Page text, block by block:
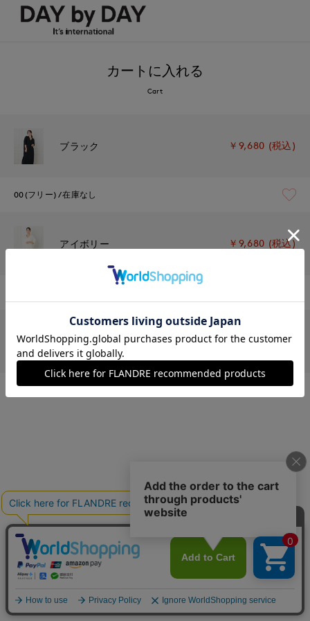
カートに入れる
Cart
ブラック ￥9,680 (税込)
00(フリー) 在庫なし
アイボリー ￥9,680 (税込)
モカチャ ￥9,680 (税込)